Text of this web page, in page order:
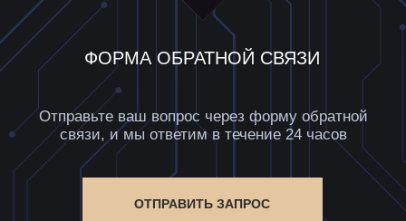
ТЕХНИЧЕСКИЕ ВОПРОСЫ
Что делать, если возникли проблемы с доступом?
Где найти документацию по API?
Как интегрировать BF-Guru с другими сервисами?
Как пополнить баланс?